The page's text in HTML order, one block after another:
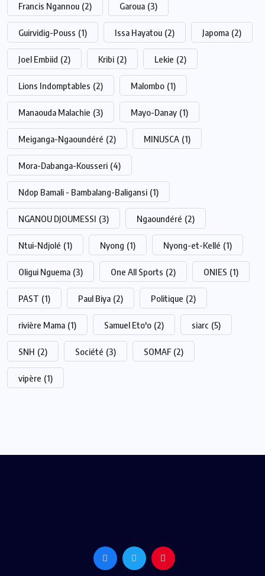
Francis Ngannou (2) Garoua (3)
Guirvidig-Pouss (1) Issa Hayatou (2) Japoma (2)
Joel Embiid (2) Kribi (2) Lekie (2)
Lions Indomptables (2) Malombo (1)
Manaouda Malachie (3) Mayo-Danay (1)
Meiganga-Ngaoundéré (2) MINUSCA (1)
Mora-Dabanga-Kousseri (4)
Ndop Bamali - Bambalang-Baligansi (1)
NGANOU DJOUMESSI (3) Ngaoundéré (2)
Ntui-Ndjolé (1) Nyong (1) Nyong-et-Kellé (1)
Oligui Nguema (3) One All Sports (2) ONIES (1)
PAST (1) Paul Biya (2) Politique (2)
rivière Mama (1) Samuel Eto'o (2) siarc (5)
SNH (2) Société (3) SOMAF (2)
vipère (1)